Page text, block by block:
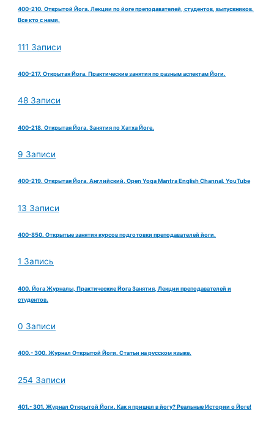
400-210. Открытой Йога. Лекции по йоге преподавателей, студентов, выпускников.
Все кто с нами.
111 Записи
400-217. Открытая Йога. Практические занятия по разным аспектам Йоги.
48 Записи
400-218. Открытая Йога. Занятия по Хатха Йоге.
9 Записи
400-219. Открытая Йога. Английский. Open Yoga Mantra English Channal. YouTube
13 Записи
400-850. Открытые занятия курсов подготовки преподавателей йоги.
1 Запись
400. Йога Журналы, Практические Йога Занятия, Лекции преподавателей и
студентов.
0 Записи
400.- 300. Журнал Открытой Йоги. Статьи на русском языке.
254 Записи
401.- 301. Журнал Открытой Йоги. Как я пришел в йогу? Реальные Истории о Йоге!